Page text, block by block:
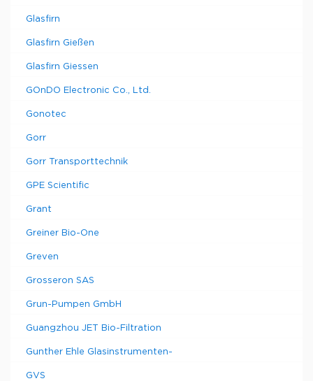
Glasfirn
Glasfirn Gießen
Glasfirn Giessen
GOnDO Electronic Co., Ltd.
Gonotec
Gorr
Gorr Transporttechnik
GPE Scientific
Grant
Greiner Bio-One
Greven
Grosseron SAS
Grun-Pumpen GmbH
Guangzhou JET Bio-Filtration
Gunther Ehle Glasinstrumenten-
GVS